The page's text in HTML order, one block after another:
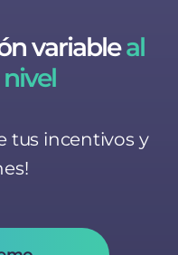
variableal
tus incentivos y